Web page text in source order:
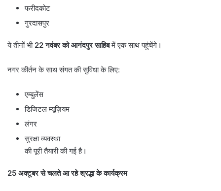
फरीदकोट
गुरदासपुर
ये तीनों भी 22नवंबर को आनंदपुर साहिबमें एक साथ पहुंचेंगे।
नगर कीर्तन के साथ संगत की सुविधा के लिए:
एम्बुलेंस
डिजिटल म्यूज़ियम
लंगर
सुरक्षा व्यवस्था
की पूरी तैयारी की गई है।
25 अक्टूबर से चलते आ रहे श्रद्धा के कार्यक्रम